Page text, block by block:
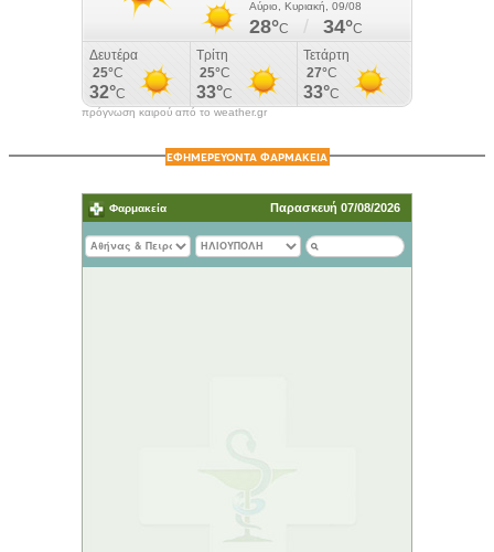
πρόγνωση καιρού από το weather.gr
ΕΦΗΜΕΡΕΥΟΝΤΑ ΦΑΡΜΑΚΕΙΑ